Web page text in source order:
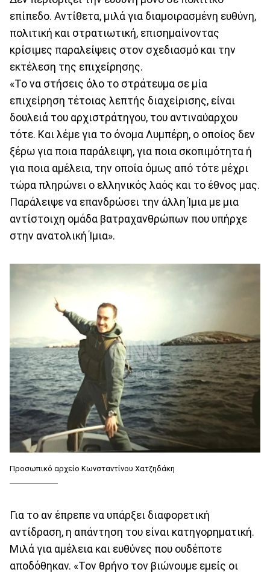
επίπεδο. Αντίθετα, μιλά για διαμοιρασμένη ευθύνη,
πολιτική και στρατιωτική, επισημαίνοντας
κρίσιμες παραλείψεις στον σχεδιασμό και την
εκτέλεση της επιχείρησης.
«Το να στήσεις όλο το στράτευμα σε μία
επιχείρηση τέτοιας λεπτής διαχείρισης, είναι
δουλειά του αρχιστράτηγου, του αντιναύαρχου
τότε. Και λέμε για το όνομα Λυμπέρη, ο οποίος δεν
ξέρω για ποια παράλειψη, για ποια σκοπιμότητα ή
για ποια αμέλεια, την οποία όμως από τότε μέχρι
τώρα πληρώνει ο ελληνικός λαός και το έθνος μας.
Παράλειψε να επανδρώσει την άλλη Ίμια με μια
αντίστοιχη ομάδα βατραχανθρώπων που υπήρχε
στην ανατολική Ίμια».
Προσωπικό αρχείο Κωνσταντίνου Χατζηδάκη
Για το αν έπρεπε να υπάρξει διαφορετική
αντίδραση, η απάντηση του είναι κατηγορηματική.
Μιλά για αμέλεια και ευθύνες που ουδέποτε
αποδόθηκαν. «Τον θρήνο τον βιώνουμε εμείς οι